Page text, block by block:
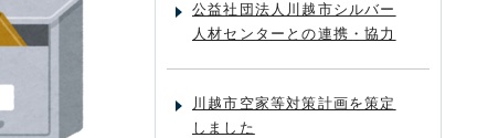
公益社団法人川越市シルバー
人材センターとの連携・協力
川越市空家等対策計画を策定
しました